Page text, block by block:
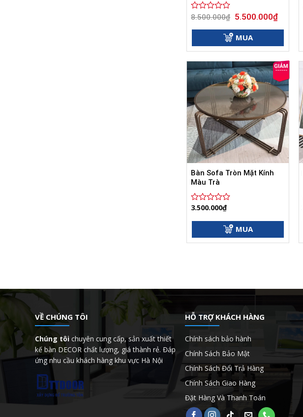
Được
5
8.500.000₫ Giá
gốc
là:
8.500.000₫.
5.500.000₫Giá
hiện
tại
MUA
Bàn Sofa Tròn Mặt Kính
Màu Trà
Được
5
3.500.000₫
MUA
VỀ CHÚNG TÔI
Chúng tôichuyên cung cấp, sản xuất thiết
kế bàn DECOR chất lượng, giá thành rẻ. Đáp
ứng nhu cầu khách hàng khu vực Hà Nội
HỖ TRỢ KHÁCH HÀNG
Chính sách bảo hành
Chính Sách Bảo Mật
Chính Sách Đổi Trả Hàng
Chính Sách Giao Hàng
Đặt Hàng Và Thanh Toán